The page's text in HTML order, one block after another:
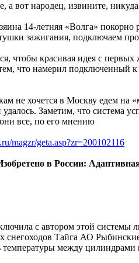
вот народец, извините, никуда
14-летняя «Волга» покорно
зажигания, подключаем
чтобы красивая идея с
что намерил подключенный
не хочется в Москву едем
удалось. Заметим, что система
все, по его мнению
magzr/geta.asp?zr=200102116
в России:
с автором этой
снегоходов Тайга АО
температуры между